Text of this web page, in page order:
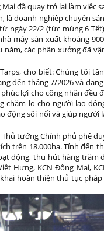
đã quay trở lại làm việc
là doanh nghiệp chuyên
ngày 22/2 (tức mùng 6
máy sản xuất khoảng
các phân xưởng đã
cho biết: Chúng tôi
đến tháng 7/2026 và
lợi cho công nhân đều
lo cho người lao
sôi nổi và giúp người
tướng Chính phủ phê
trên 18.000ha. Tính đến
động, thu hút hàng
Hưng, KCN Đông Mai,
hoàn thiện thủ tục